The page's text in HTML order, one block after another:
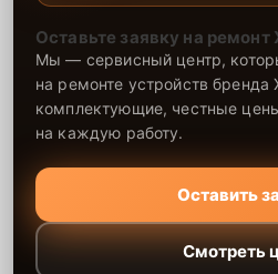
Оставьте заявку на ремонт
Мы — сервисный центр,
на ремонте устройств бренда
комплектующие, честные
на каждую работу.
Оставить
Смотреть